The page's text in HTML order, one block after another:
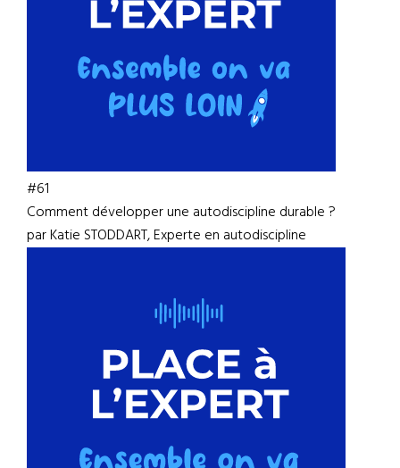
#61
Comment développer une autodiscipline durable ?
par Katie STODDART, Experte en autodiscipline